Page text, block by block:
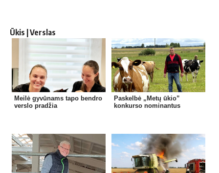
Ūkis | Verslas
Meilė gyvūnams tapo bendro
verslo pradžia
Paskelbė „Metų ūkio”
konkurso nominantus